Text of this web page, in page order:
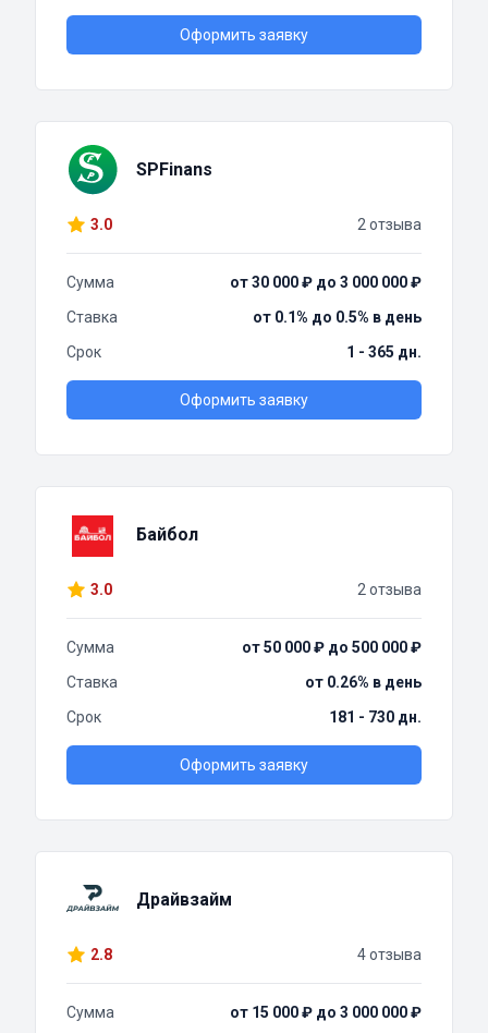
Оформить заявку
SPFinans
3.0 2 отзыва
Сумма
от 30 000 ₽ до 3 000 000 ₽
Ставка
от 0.1% до 0.5% в день
Срок
1 - 365 дн.
Оформить заявку
Байбол
3.0 2 отзыва
Сумма
от 50 000 ₽ до 500 000 ₽
Ставка
от 0.26% в день
Срок
181 - 730 дн.
Оформить заявку
Драйвзайм
2.8 4 отзыва
Сумма
от 15 000 ₽ до 3 000 000 ₽